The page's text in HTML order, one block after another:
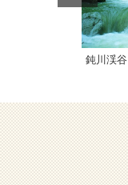
鈍川渓谷